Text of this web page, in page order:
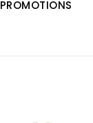
PROMOTIONS